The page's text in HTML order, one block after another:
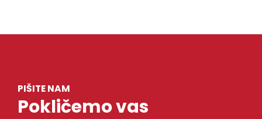
PIŠITE NAM
Pokličemo vas